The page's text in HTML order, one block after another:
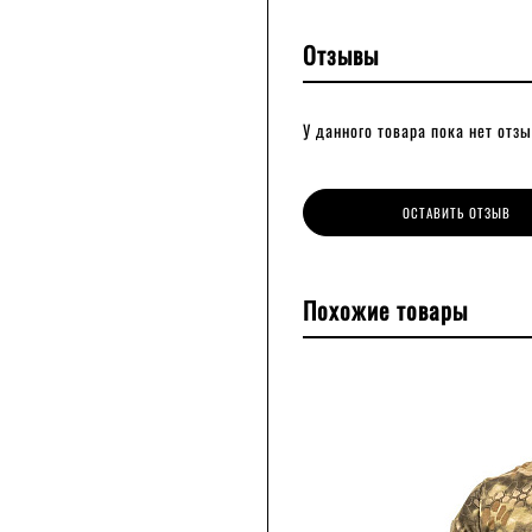
Отзывы
У данного товара пока нет
ОСТАВИТЬ ОТЗЫВ
Похожие товары